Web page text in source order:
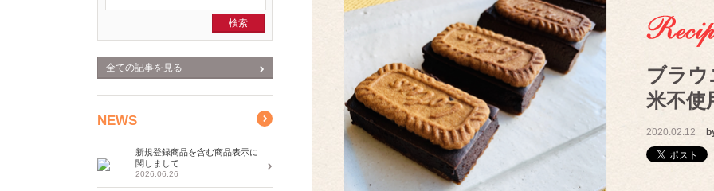
ブラウ
米不使
2020.02.12
全ての記事を見る
NEWS
新規登録商品を含む商品表示に
関しまして
2026.06.26